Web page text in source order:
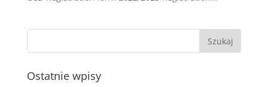
Ostatnie wpisy